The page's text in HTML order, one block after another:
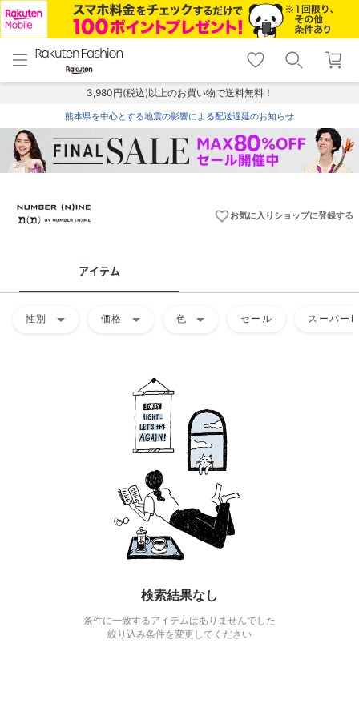
menu home
トップ
shopping_cart lock_outline
ログイン
3,980円(税込)以上のお買い物で送料無料！
熊本県を中心とする地震の影響による配送遅延のお知らせ
favorite_borderお気に入りショップに登録する
アイテム
性別 arrow_drop_down 価格 arrow_drop_down 色 arrow_drop_down セール スーパー
検索結果なし
条件に一致するアイテムはありませんでした
絞り込み条件を変更してください